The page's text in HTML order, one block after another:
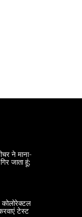
ने माना-
जाता हूं;
टेस्ट